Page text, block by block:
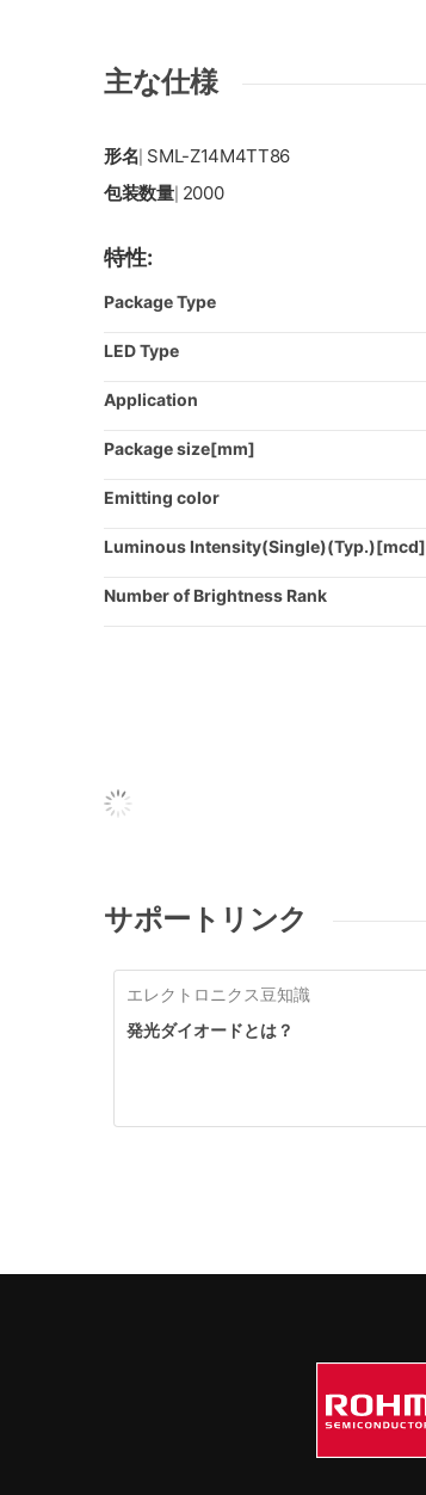
主な仕様
形名 SML-Z14M4TT86
包装数量| 2000
特性:
Package Type
LED Type
Application
Package size[mm]
Emitting color
Luminous Intensity(Single)(Typ.)[mcd]
Number of Brightness Rank
サポートリンク
エレクトロニクス豆知識
発光ダイオードとは？